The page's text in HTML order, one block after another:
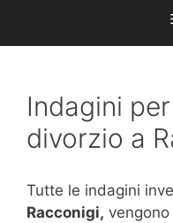
Indagini
divorzio a
Tutte le indagini
Racconigi,